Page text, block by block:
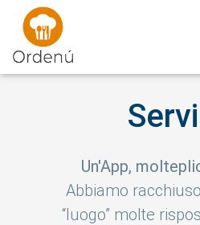
Ordenu
Un'App,
Abbiamo
“luogo” molte